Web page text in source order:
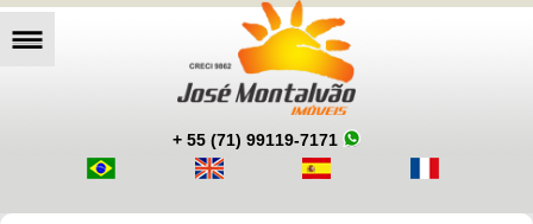
+ 55 (71) 99119-7171